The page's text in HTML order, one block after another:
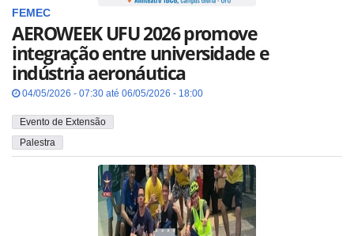
FEMEC
AEROWEEK UFU 2026 promove
integração entre universidade e
indústria aeronáutica
04/05/2026 - 07:30 até 06/05/2026 - 18:00
Evento de Extensão
Palestra